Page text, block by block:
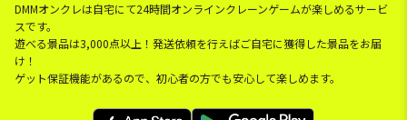
DMMオンクレは自宅にて24時間オンラインクレーンゲームが楽しめるサービ
スです。
遊べる景品は3,000点以上！発送依頼を行えばご自宅に獲得した景品をお届
け！
ゲット保証機能があるので、初心者の方でも安心して楽しめます。